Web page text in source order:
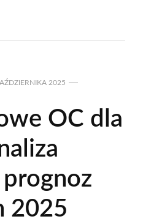
2025
OC dla
2025